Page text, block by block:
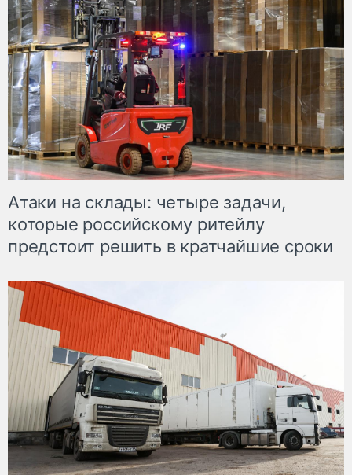
Атаки на склады: четыре задачи,
которые российскому ритейлу
предстоит решить в кратчайшие сроки